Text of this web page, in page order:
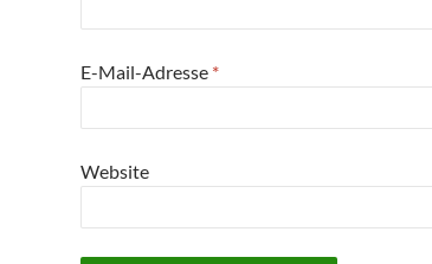
E-Mail-Adresse *
Website